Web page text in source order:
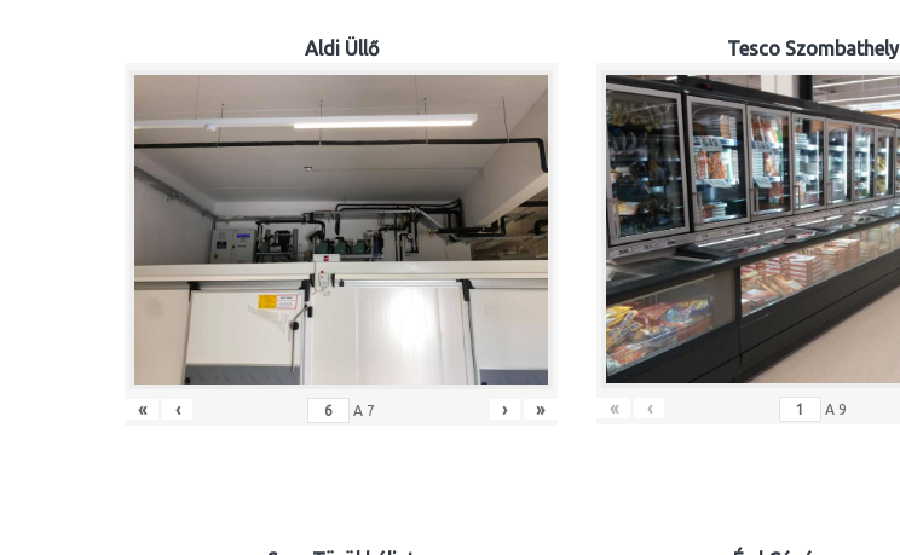
Aldi Üllő
« ‹ A 7 › »
Tesco Szombathely
« ‹ A 9